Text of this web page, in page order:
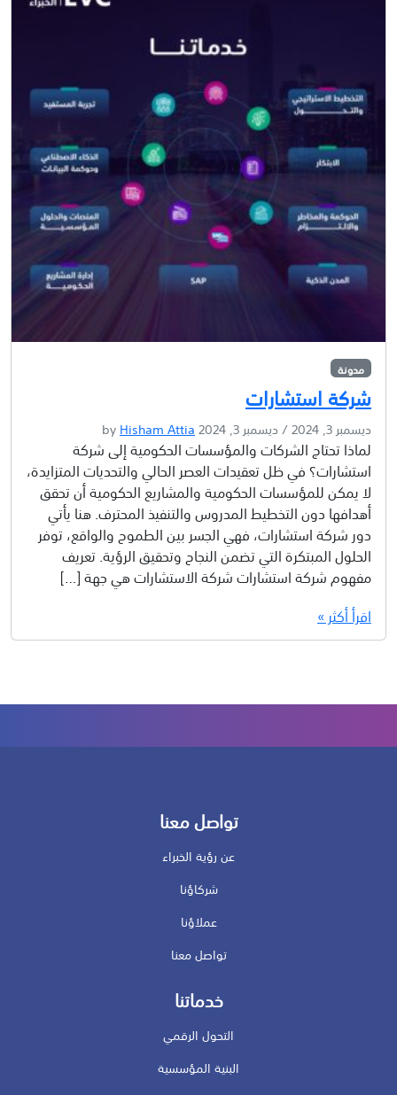
مدونة
شركة استشارات
ديسمبر 3, 2024 /ديسمبر 3, 2024 Hisham Attia
لماذا تحتاج الشركات والمؤسسات الحكومية إلى شركة
استشارات؟ في ظل تعقيدات العصر الحالي والتحديات المتزايدة،
لا يمكن للمؤسسات الحكومية والمشاريع الحكومية أن تحقق
أهدافها دون التخطيط المدروس والتنفيذ المحترف. هنا يأتي
دور شركة استشارات، فهي الجسر بين الطموح والواقع، توفر
الحلول المبتكرة التي تضمن النجاح وتحقيق الرؤية. تعريف
مفهوم شركة استشارات شركة الاستشارات هي جهة […]
اقرأ أكثر »
تواصل معنا
عن رؤية الخبراء
شركاؤنا
عملاؤنا
تواصل معنا
خدماتنا
التحول الرقمي
البنية المؤسسية